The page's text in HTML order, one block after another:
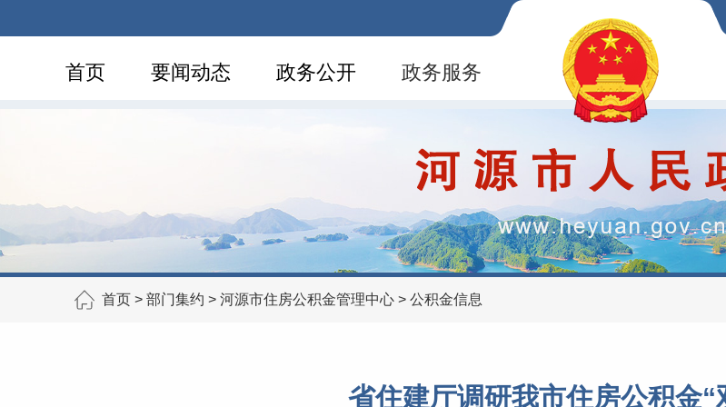
首页 要闻动态 政务公开 政务服务
首页 > 部门集约 > 河源市住房公积金管理中心 > 公积金信息
省住建厅调研我市住房公积金“